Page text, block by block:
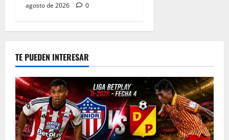
agosto de 2026
0
TE PUEDEN INTERESAR